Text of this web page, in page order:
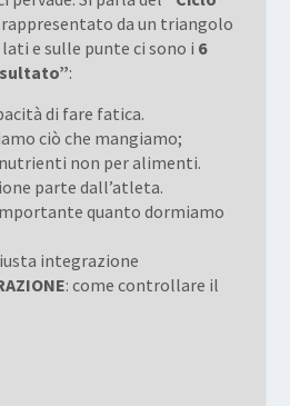
da un triangolo
e sulle punte ci sono i 6
:
di fare fatica.
ciò che mangiamo;
non per alimenti.
parte dall’atleta.
quanto dormiamo
integrazione
: come controllare il